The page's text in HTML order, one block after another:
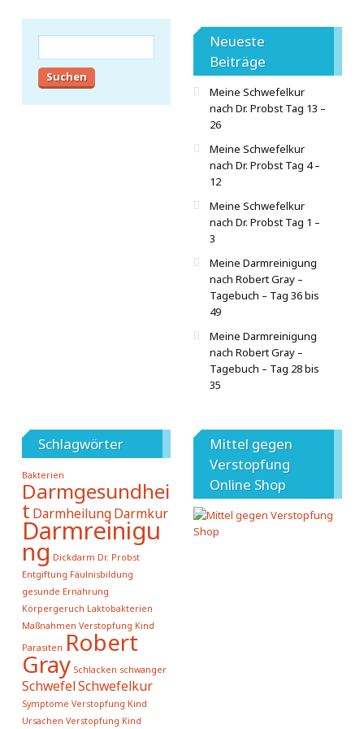
nach:
Neueste
Beiträge
Meine Schwefelkur
nach Dr. Probst Tag 13 –
26
Meine Schwefelkur
nach Dr. Probst Tag 4 –
12
Meine Schwefelkur
nach Dr. Probst Tag 1 –
3
Meine Darmreinigung
nach Robert Gray –
Tagebuch – Tag 36 bis
49
Meine Darmreinigung
nach Robert Gray –
Tagebuch – Tag 28 bis
35
Schlagwörter
Bakterien
Darmgesundhei
t DarmheilungDarmkur
Darmreinigu
ng Dickdarm Dr. Probst
Entgiftung Fäulnisbildung
gesunde Ernährung
Körpergeruch Laktobakterien
Maßnahmen Verstopfung Kind
Parasiten Robert
Gray Schlacken schwanger
SchwefelSchwefelkur
Symptome Verstopfung Kind
Ursachen Verstopfung Kind
Mittel gegen
Verstopfung
Online Shop